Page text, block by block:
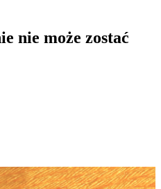
nie może zostać